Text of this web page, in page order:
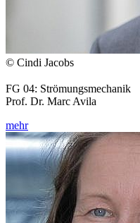
© Cindi Jacobs
FG 04: Strömungsmechanik
Prof. Dr. Marc Avila
mehr